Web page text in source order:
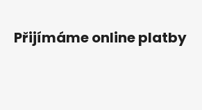
Přijímáme online platby